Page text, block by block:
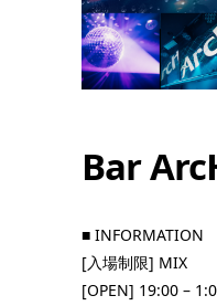
Bar
■ INFORMATION
[入場制限] MIX
[OPEN] 19:00 –